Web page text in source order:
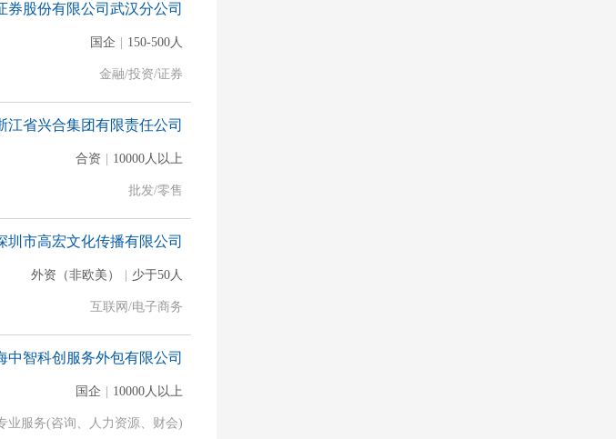
券股份有限公司武汉分公司
国企 150-500人
金融/投资/证券
江省兴合集团有限责任公司
合资 10000人以上
批发/零售
圳市高宏文化传播有限公司
外资（非欧美） 少于50人
互联网/电子商务
中智科创服务外包有限公司
国企 10000人以上
业服务(咨询、人力资源、财会)